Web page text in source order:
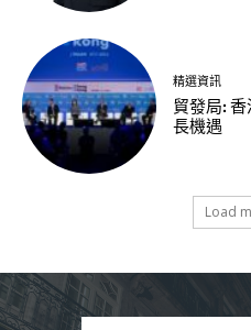
精選資訊
貿發局:
長機遇
Load